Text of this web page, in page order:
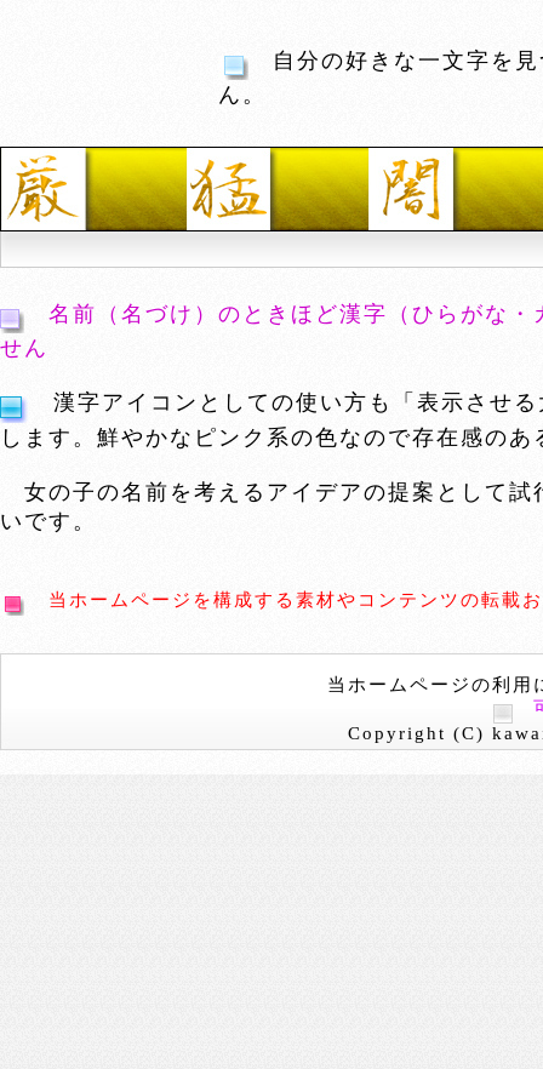
自分の好きな一文字を見
ん。
名前（名づけ）のときほど漢字（ひらがな
せん
漢字アイコンとしての使い方も「表示させ
します。鮮やかなピンク系の色なので存在感の
女の子の名前を考えるアイデアの提案として試
いです。
当ホームページを構成する素材やコンテンツの転載
当ホームページの利用
Copyright (C)